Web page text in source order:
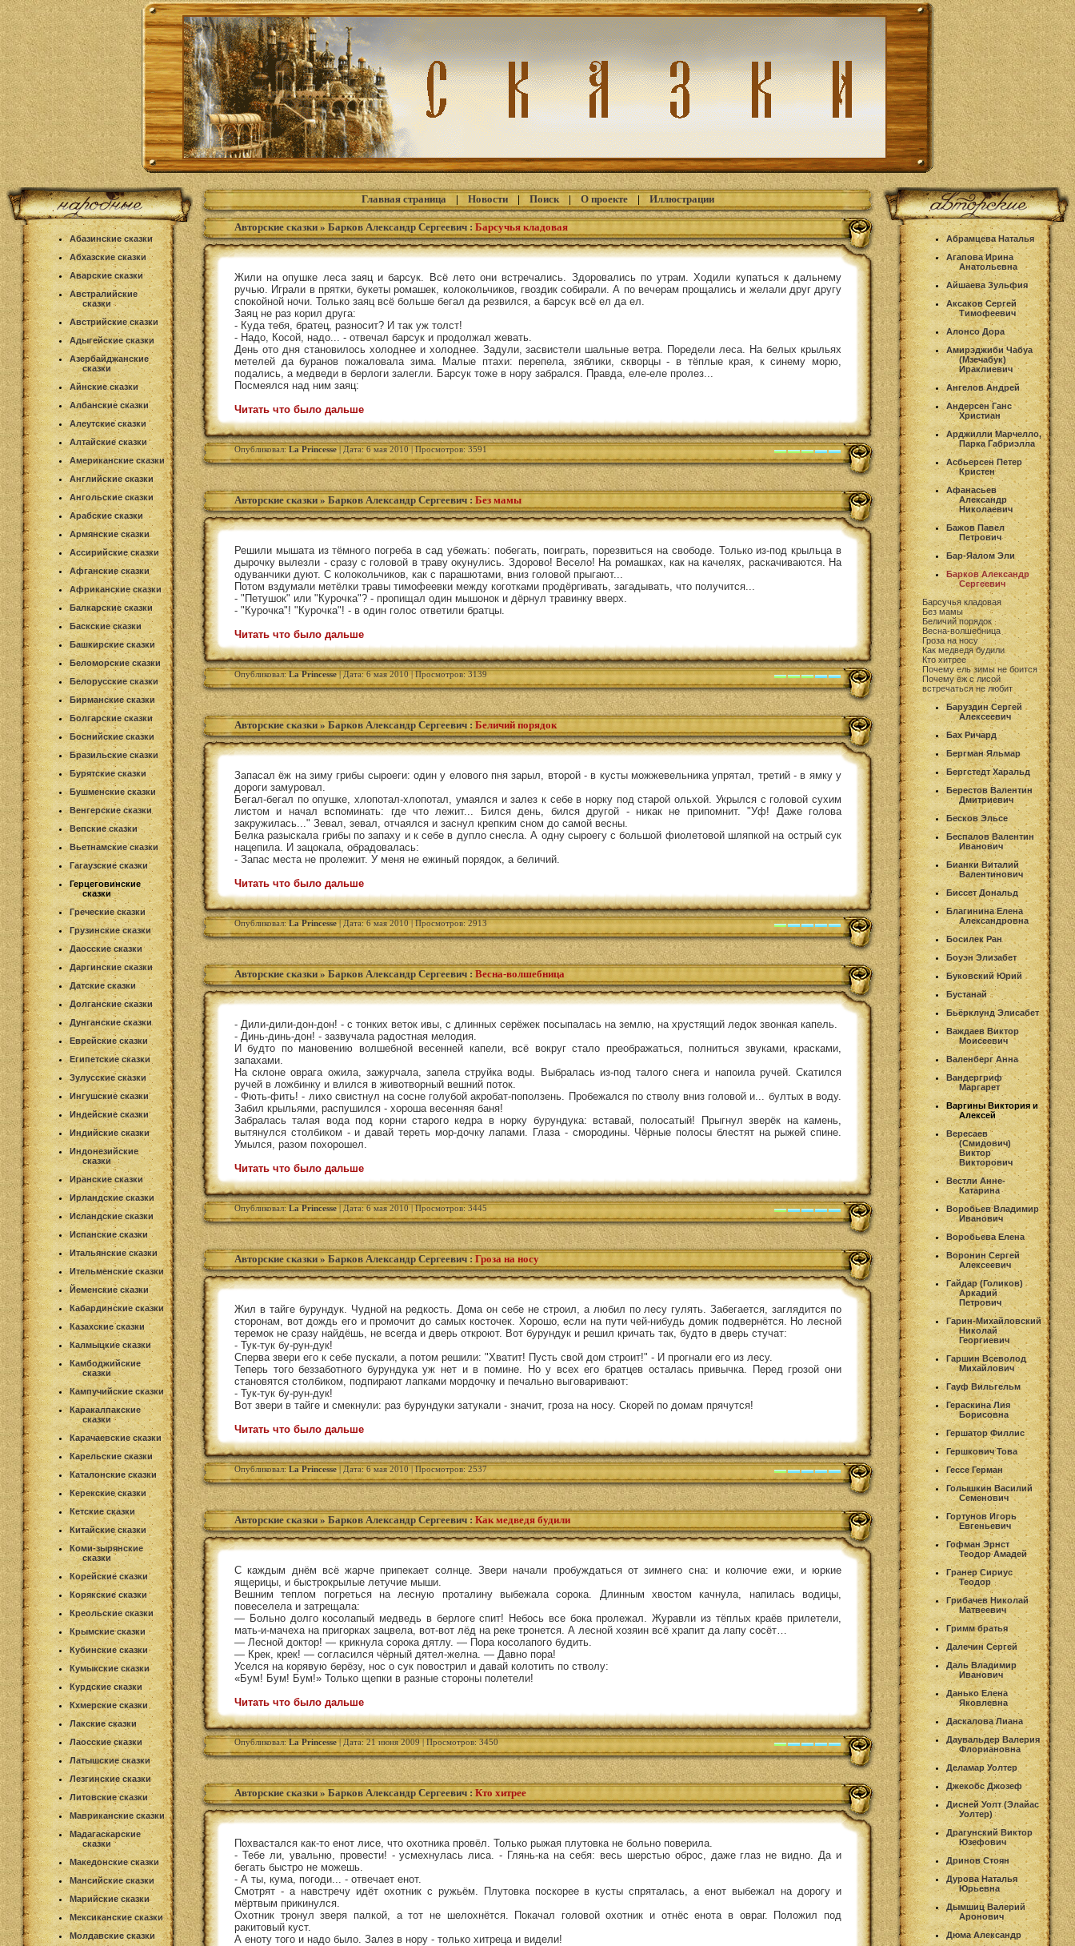
Абазинские сказки
Абхазские сказки
Аварские сказки
Австралийские
сказки
Австрийские сказки
Адыгейские сказки
Азербайджанские
сказки
Айнские сказки
Албанские сказки
Алеутские сказки
Алтайские сказки
Американские сказки
Английские сказки
Ангольские сказки
Арабские сказки
Армянские сказки
Ассирийские сказки
Афганские сказки
Африканские сказки
Балкарские сказки
Баскские сказки
Башкирские сказки
Беломорские сказки
Белорусские сказки
Бирманские сказки
Болгарские сказки
Боснийские сказки
Бразильские сказки
Бурятские сказки
Бушменские сказки
Венгерские сказки
Вепские сказки
Вьетнамские сказки
Гагаузские сказки
Герцеговинские
сказки
Греческие сказки
Грузинские сказки
Даосские сказки
Даргинские сказки
Датские сказки
Долганские сказки
Дунганские сказки
Еврейские сказки
Египетские сказки
Зулусские сказки
Ингушские сказки
Индейские сказки
Индийские сказки
Индонезийские
сказки
Иранские сказки
Ирландские сказки
Исландские сказки
Испанские сказки
Итальянские сказки
Ительменские сказки
Йеменские сказки
Кабардинские сказки
Казахские сказки
Калмыцкие сказки
Камбоджийские
сказки
Кампучийские сказки
Каракалпакские
сказки
Карачаевские сказки
Карельские сказки
Каталонские сказки
Керекские сказки
Кетские сказки
Китайские сказки
Коми-зырянские
сказки
Корейские сказки
Корякские сказки
Креольские сказки
Крымские сказки
Кубинские сказки
Кумыкские сказки
Курдские сказки
Кхмерские сказки
Лакские сказки
Лаосские сказки
Латышские сказки
Лезгинские сказки
Литовские сказки
Мавриканские сказки
Мадагаскарские
сказки
Македонские сказки
Мансийские сказки
Марийские сказки
Мексиканские сказки
Молдавские сказки
Главная страница| Новости| Поиск| О проекте| Иллюстрации
Авторские сказки » Барков Александр Сергеевич : Барсучья кладовая
Жили на опушке леса заяц и барсук. Всё лето они встречались. Здоровались по утрам. Ходили купаться к дальнему
ручью. Играли в прятки, букеты ромашек, колокольчиков, гвоздик собирали. А по вечерам прощались и желали друг другу
спокойной ночи. Только заяц всё больше бегал да резвился, а барсук всё ел да ел.
Заяц не раз корил друга:
- Куда тебя, братец, разносит? И так уж толст!
- Надо, Косой, надо... - отвечал барсук и продолжал жевать.
День ото дня становилось холоднее и холоднее. Задули, засвистели шальные ветра. Поредели леса. На белых крыльях
метелей да буранов пожаловала зима. Малые птахи: перепела, зяблики, скворцы - в тёплые края, к синему морю,
подались, а медведи в берлоги залегли. Барсук тоже в нору забрался. Правда, еле-еле пролез...
Посмеялся над ним заяц:
Читать что было дальше
Опубликовал:La Princesse| Дата: 6 мая 2010 | Просмотров: 3591
Авторские сказки » Барков Александр Сергеевич : Без мамы
Решили мышата из тёмного погреба в сад убежать: побегать, поиграть, порезвиться на свободе. Только из-под крыльца в
дырочку вылезли - сразу с головой в траву окунулись. Здорово! Весело! На ромашках, как на качелях, раскачиваются. На
одуванчики дуют. С колокольчиков, как с парашютами, вниз головой прыгают...
Потом вздумали метёлки травы тимофеевки между коготками продёргивать, загадывать, что получится...
- "Петушок" или "Курочка"? - пропищал один мышонок и дёрнул травинку вверх.
- "Курочка"! "Курочка"! - в один голос ответили братцы.
Читать что было дальше
Опубликовал:La Princesse| Дата: 6 мая 2010 | Просмотров: 3139
Авторские сказки » Барков Александр Сергеевич : Беличий порядок
Запасал ёж на зиму грибы сыроеги: один у елового пня зарыл, второй - в кусты можжевельника упрятал, третий - в ямку у
дороги замуровал.
Бегал-бегал по опушке, хлопотал-хлопотал, умаялся и залез к себе в норку под старой ольхой. Укрылся с головой сухим
листом и начал вспоминать: где что лежит... Бился день, бился другой - никак не припомнит. "Уф! Даже голова
закружилась..." Зевал, зевал, отчаялся и заснул крепким сном до самой весны.
Белка разыскала грибы по запаху и к себе в дупло снесла. А одну сыроегу с большой фиолетовой шляпкой на острый сук
нацепила. И зацокала, обрадовалась:
- Запас места не пролежит. У меня не ежиный порядок, а беличий.
Читать что было дальше
Опубликовал:La Princesse| Дата: 6 мая 2010 | Просмотров: 2913
Авторские сказки » Барков Александр Сергеевич : Весна-волшебница
- Дили-дили-дон-дон! - с тонких веток ивы, с длинных серёжек посыпалась на землю, на хрустящий ледок звонкая капель.
- Динь-динь-дон! - зазвучала радостная мелодия.
И будто по мановению волшебной весенней капели, всё вокруг стало преображаться, полниться звуками, красками,
запахами.
На склоне оврага ожила, зажурчала, запела струйка воды. Выбралась из-под талого снега и напоила ручей. Скатился
ручей в ложбинку и влился в животворный вешний поток.
- Фють-фить! - лихо свистнул на сосне голубой акробат-поползень. Пробежался по стволу вниз головой и... бултых в воду.
Забил крыльями, распушился - хороша весенняя баня!
Забралась талая вода под корни старого кедра в норку бурундука: вставай, полосатый! Прыгнул зверёк на камень,
вытянулся столбиком - и давай тереть мор-дочку лапами. Глаза - смородины. Чёрные полосы блестят на рыжей спине.
Умылся, разом похорошел.
Читать что было дальше
Опубликовал:La Princesse| Дата: 6 мая 2010 | Просмотров: 3445
Авторские сказки » Барков Александр Сергеевич : Гроза на носу
Жил в тайге бурундук. Чудной на редкость. Дома он себе не строил, а любил по лесу гулять. Забегается, заглядится по
сторонам, вот дождь его и промочит до самых косточек. Хорошо, если на пути чей-нибудь домик подвернётся. Но лесной
теремок не сразу найдёшь, не всегда и дверь откроют. Вот бурундук и решил кричать так, будто в дверь стучат:
- Тук-тук бу-рун-дук!
Сперва звери его к себе пускали, а потом решили: "Хватит! Пусть свой дом строит!" - И прогнали его из лесу.
Теперь того беззаботного бурундука уж нет и в помине. Но у всех его братцев осталась привычка. Перед грозой они
становятся столбиком, подпирают лапками мордочку и печально выговаривают:
- Тук-тук бу-рун-дук!
Вот звери в тайге и смекнули: раз бурундуки затукали - значит, гроза на носу. Скорей по домам прячутся!
Читать что было дальше
Опубликовал:La Princesse| Дата: 6 мая 2010 | Просмотров: 2537
Авторские сказки » Барков Александр Сергеевич : Как медведя будили
С каждым днём всё жарче припекает солнце. Звери начали пробуждаться от зимнего сна: и колючие ежи, и юркие
ящерицы, и быстрокрылые летучие мыши.
Вешним теплом погреться на лесную проталину выбежала сорока. Длинным хвостом качнула, напилась водицы,
повеселела и затрещала:
— Больно долго косолапый медведь в берлоге спит! Небось все бока пролежал. Журавли из тёплых краёв прилетели,
мать-и-мачеха на пригорках зацвела, вот-вот лёд на реке тронется. А лесной хозяин всё храпит да лапу сосёт…
— Лесной доктор! — крикнула сорока дятлу. — Пора косолапого будить.
— Крек, крек! — согласился чёрный дятел-желна. — Давно пора!
Уселся на корявую берёзу, нос о сук повострил и давай колотить по стволу:
«Бум! Бум! Бум!» Только щепки в разные стороны полетели!
Читать что было дальше
Опубликовал:La Princesse| Дата: 21 июня 2009 | Просмотров: 3450
Авторские сказки » Барков Александр Сергеевич : Кто хитрее
Похвастался как-то енот лисе, что охотника провёл. Только рыжая плутовка не больно поверила.
- Тебе ли, увальню, провести! - усмехнулась лиса. - Глянь-ка на себя: весь шерстью оброс, даже глаз не видно. Да и
бегать быстро не можешь.
- А ты, кума, погоди... - отвечает енот.
Смотрят - а навстречу идёт охотник с ружьём. Плутовка поскорее в кусты спряталась, а енот выбежал на дорогу и
мёртвым прикинулся.
Охотник тронул зверя палкой, а тот не шелохнётся. Покачал головой охотник и отнёс енота в овраг. Положил под
ракитовый куст.
А еноту того и надо было. Залез в нору - только хитреца и видели!
Абрамцева Наталья
Агапова Ирина
Анатольевна
Айшаева Зульфия
Аксаков Сергей
Тимофеевич
Алонсо Дора
Амирэджиби Чабуа
(Мзечабук)
Ираклиевич
Ангелов Андрей
Андерсен Ганс
Христиан
Арджилли Марчелло,
Парка Габриэлла
Асбьерсен Петер
Кристен
Афанасьев
Александр
Николаевич
Бажов Павел
Петрович
Бар-Яалом Эли
Барков Александр
Сергеевич
Барсучья кладовая
Без мамы
Беличий порядок
Весна-волшебница
Гроза на носу
Как медведя будили
Кто хитрее
Почему ель зимы не боится
Почему ёж с лисой
встречаться не любит
Баруздин Сергей
Алексеевич
Бах Ричард
Бергман Яльмар
Бергстедт Харальд
Берестов Валентин
Дмитриевич
Бесков Эльсе
Беспалов Валентин
Иванович
Бианки Виталий
Валентинович
Биссет Дональд
Благинина Елена
Александровна
Босилек Ран
Боуэн Элизабет
Буковский Юрий
Бустанай
Бьёрклунд Элисабет
Важдаев Виктор
Моисеевич
Валенберг Анна
Вандергриф
Маргарет
Варгины Виктория и
Алексей
Вересаев
(Смидович)
Виктор
Викторович
Вестли Анне-
Катарина
Воробьев Владимир
Иванович
Воробьева Елена
Воронин Сергей
Алексеевич
Гайдар (Голиков)
Аркадий
Петрович
Гарин-Михайловский
Николай
Георгиевич
Гаршин Всеволод
Михайлович
Гауф Вильгельм
Гераскина Лия
Борисовна
Гершатор Филлис
Гершкович Това
Гессе Герман
Голышкин Василий
Семенович
Гортунов Игорь
Евгеньевич
Гофман Эрнст
Теодор Амадей
Гранер Сириус
Теодор
Грибачев Николай
Матвеевич
Гримм братья
Далечин Сергей
Даль Владимир
Иванович
Данько Елена
Яковлевна
Даскалова Лиана
Даувальдер Валерия
Флориановна
Деламар Уолтер
Джекобс Джозеф
Дисней Уолт (Элайас
Уолтер)
Драгунский Виктор
Юзефович
Дринов Стоян
Дурова Наталья
Юрьевна
Дымшиц Валерий
Аронович
Дюма Александр